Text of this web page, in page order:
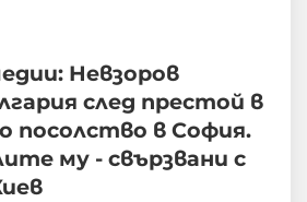
Невзоров
след престой в
посолство в София.
му - свързвани с